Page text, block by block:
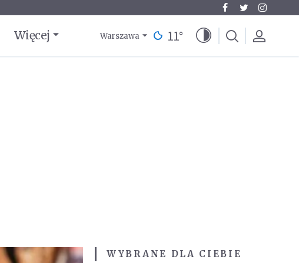
Więcej Warszawa 11°
WYBRANE DLA CIEBIE